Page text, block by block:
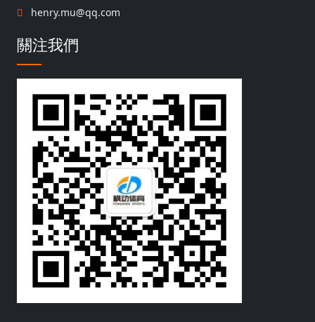
henry.mu@qq.com
關注我們